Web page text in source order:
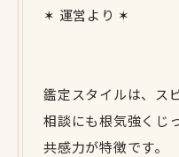
✶ 運営より ✶
鑑定スタイルは、ス
相談にも根気強くじ
共感力が特徴です。